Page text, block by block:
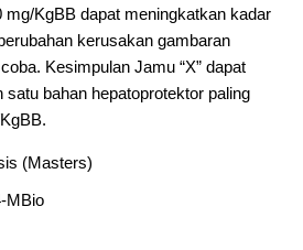
mg/KgBB dapat meningkatkan kadar
kerusakan gambaran
Kesimpulan Jamu “X” dapat
satu bahan hepatoprotektor paling
(Masters)
MBio